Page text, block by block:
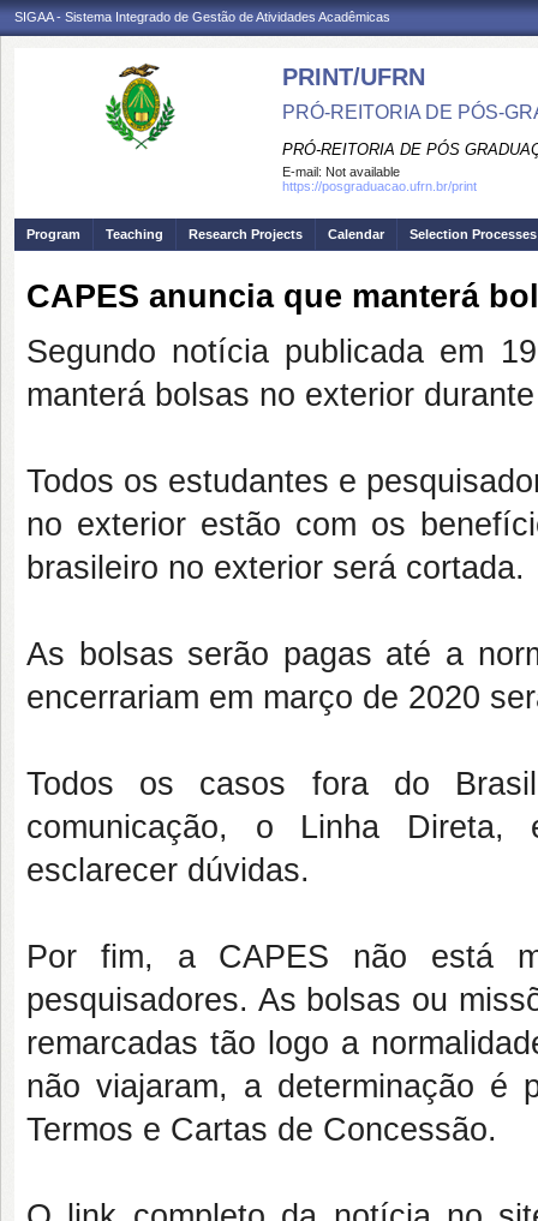
SIGAA - Sistema Integrado de Gestão de Atividades Acadêmicas
PRINT/UFRN
PRÓ-REITORIA DE PÓS-
PRÓ-REITORIA DE PÓS
E-mail: Not available
https://posgraduacao.ufrn.br/print
Program Teaching Research Projects Calendar Selection Processes
CAPES anuncia que manterá
Segundo notícia publicada em
manterá bolsas no exterior
Todos os estudantes e
no exterior estão com os
brasileiro no exterior será cortada.
As bolsas serão pagas até a
encerrariam em março de 2020
Todos os casos fora do
comunicação, o Linha Direta,
esclarecer dúvidas.
Por fim, a CAPES não está
pesquisadores. As bolsas ou
remarcadas tão logo a
não viajaram, a determinação é
Termos e Cartas de Concessão.